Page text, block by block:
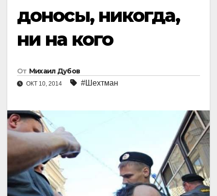
доносы, никогда,
ни на кого
От Михаил Дубов
ОКТ 10, 2014 #Шехтман